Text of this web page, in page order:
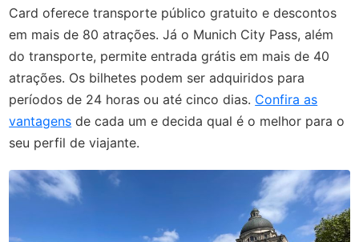
Card oferece transporte público gratuito e descontos
em mais de 80 atrações. Já o Munich City Pass, além
do transporte, permite entrada grátis em mais de 40
atrações. Os bilhetes podem ser adquiridos para
períodos de 24 horas ou até cinco dias. Confira as
vantagens de cada um e decida qual é o melhor para o
seu perfil de viajante.